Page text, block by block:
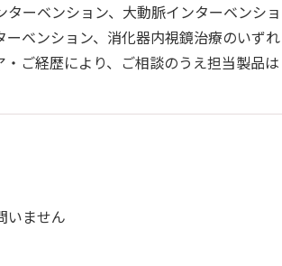
ーベンション、大動脈インターベンショ
ーベンション、消化器内視鏡治療のいずれ
ご経歴により、ご相談のうえ担当製品は
いません